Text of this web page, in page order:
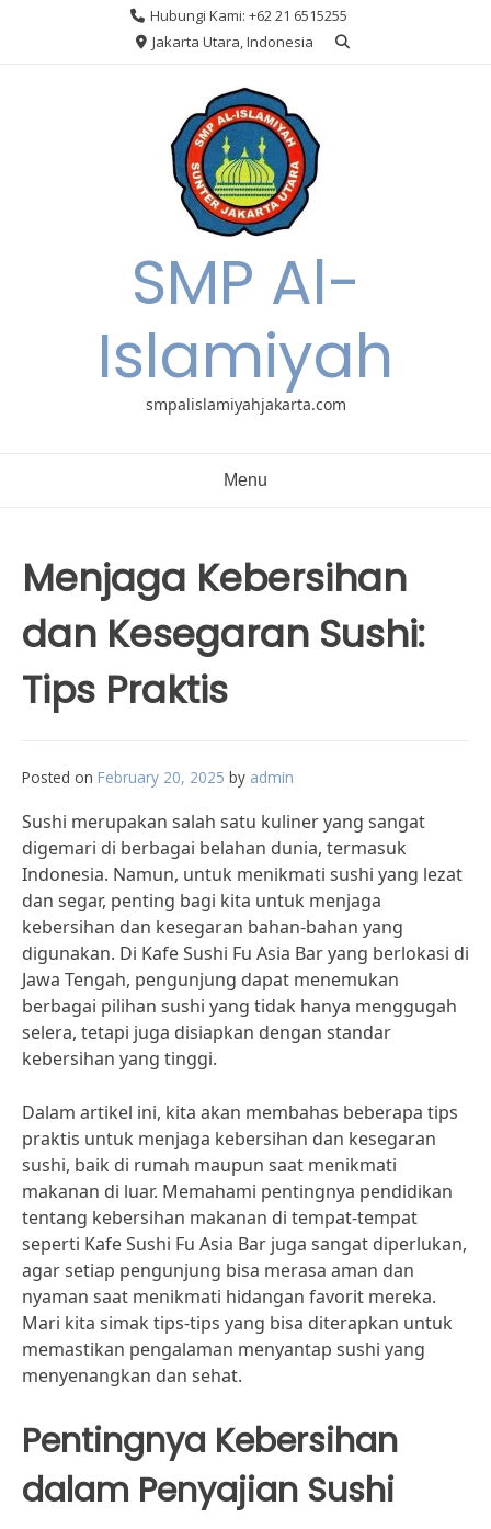
Hubungi Kami: +62 21 6515255
Jakarta Utara, Indonesia
SMP Al-
Islamiyah
smpalislamiyahjakarta.com
Menu
Menjaga Kebersihan
dan Kesegaran Sushi:
Tips Praktis
Posted on February 20, 2025 by admin
Sushi merupakan salah satu kuliner yang sangat
digemari di berbagai belahan dunia, termasuk
Indonesia. Namun, untuk menikmati sushi yang lezat
dan segar, penting bagi kita untuk menjaga
kebersihan dan kesegaran bahan-bahan yang
digunakan. Di Kafe Sushi Fu Asia Bar yang berlokasi di
Jawa Tengah, pengunjung dapat menemukan
berbagai pilihan sushi yang tidak hanya menggugah
selera, tetapi juga disiapkan dengan standar
kebersihan yang tinggi.
Dalam artikel ini, kita akan membahas beberapa tips
praktis untuk menjaga kebersihan dan kesegaran
sushi, baik di rumah maupun saat menikmati
makanan di luar. Memahami pentingnya pendidikan
tentang kebersihan makanan di tempat-tempat
seperti Kafe Sushi Fu Asia Bar juga sangat diperlukan,
agar setiap pengunjung bisa merasa aman dan
nyaman saat menikmati hidangan favorit mereka.
Mari kita simak tips-tips yang bisa diterapkan untuk
memastikan pengalaman menyantap sushi yang
menyenangkan dan sehat.
Pentingnya Kebersihan
dalam Penyajian Sushi